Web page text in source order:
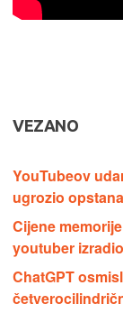
VEZANO
YouTubeov
ugrozio
Cijene
youtuber
ChatGPT